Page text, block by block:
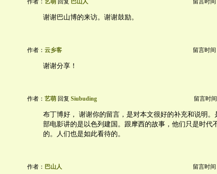
作者： 艺萌 回复 巴山人 留言时间
谢谢巴山博的来访。谢谢鼓励。
作者： 云乡客 留言时间
谢谢分享！
作者： 艺萌 回复 Siubuding 留言时
布丁博好， 谢谢你的留言，是对本文很好的补充和说明。
部电影讲的是以色列建国。跟摩西的故事，他们只是时代
的。人们也是如此看待的。
作者： 巴山人 留言时间